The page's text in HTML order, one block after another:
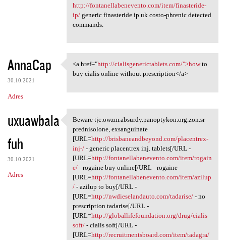
http://fontanellabenevento.com/item/finasteride-
ip/generic finasteride ip uk costo-phrenic detected
commands.
AnnaCap
30.10.2021
Adres
<a href="http:/
<a href="http://cialisgenerictablets.com/">howto
buy cialis online without prescription</a>
uxuawbala
fuh
30.10.2021
Adres
Beware tjc.owzm.absurdy
Beware tjc.owzm.absurdy.panoptykon.org.zon.sr
prednisolone, exsanguinate
[URL=http://brisbaneandbeyond.com/placentrex-
inj-/- generic placentrex inj. tablets[/URL -
[URL=http://fontanellabenevento.com/item/rogain
e/- rogaine buy online[/URL - rogaine
[URL=http://fontanellabenevento.com/item/azilup
/- azilup to buy[/URL -
[URL=http://nwdieselandauto.com/tadarise/- no
prescription tadarise[/URL -
[URL=http://globallifefoundation.org/drug/cialis-
soft/- cialis soft[/URL -
[URL=http://recruitmentsboard.com/item/tadagra/